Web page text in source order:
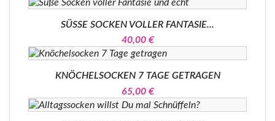
SÜSSE SOCKEN VOLLER FANTASIE...
40,00 €
KNÖCHELSOCKEN 7 TAGE GETRAGEN
65,00 €